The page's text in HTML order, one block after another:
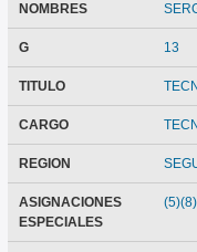
NOMBRES
G 13
TITULO
CARGO
REGION
ASIGNACIONES
ESPECIALES